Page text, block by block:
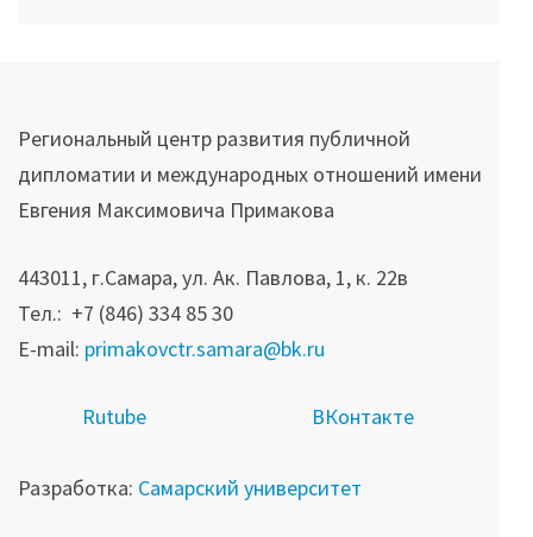
Региональный центр развития публичной
дипломатии и международных отношений имени
Евгения Максимовича Примакова
443011, г.Самара, ул. Ак. Павлова, 1, к. 22в
Тел.: +7 (846) 334 85 30
E-mail: primakovctr.samara@bk.ru
Rutube ВКонтакте
Разработка: Самарский университет